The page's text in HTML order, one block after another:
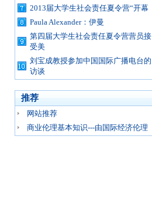
2013届大学生社会责任夏令营“开幕
Paula Alexander：伊曼
第四届大学生社会责任夏令营营员接
受美
刘宝成教授参加中国国际广播电台的
访谈
推荐
网站推荐
商业伦理基本知识---由国际经济伦理